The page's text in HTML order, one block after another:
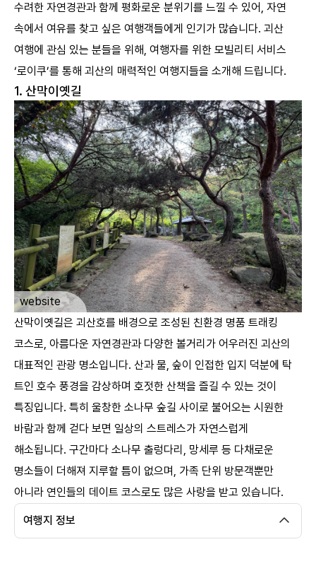
수려한 자연경관과 함께 평화로운 분위기를 느낄 수 있어, 자연
속에서 여유를 찾고 싶은 여행객들에게 인기가 많습니다. 괴산
여행에 관심 있는 분들을 위해, 여행자를 위한 모빌리티 서비스
‘로이쿠’를 통해 괴산의 매력적인 여행지들을 소개해 드립니다.
1. 산막이옛길
website
ㅤ
산막이옛길은 괴산호를 배경으로 조성된 친환경 명품 트래킹
코스로, 아름다운 자연경관과 다양한 볼거리가 어우러진 괴산의
대표적인 관광 명소입니다. 산과 물, 숲이 인접한 입지 덕분에 탁
트인 호수 풍경을 감상하며 호젓한 산책을 즐길 수 있는 것이
특징입니다. 특히 울창한 소나무 숲길 사이로 불어오는 시원한
바람과 함께 걷다 보면 일상의 스트레스가 자연스럽게
해소됩니다. 구간마다 소나무 출렁다리, 망세루 등 다채로운
명소들이 더해져 지루할 틈이 없으며, 가족 단위 방문객뿐만
아니라 연인들의 데이트 코스로도 많은 사랑을 받고 있습니다. ​
여행지 정보